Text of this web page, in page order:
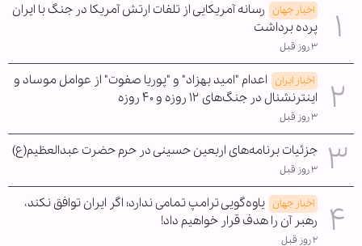
اخبار جهان رسانه آمریکایی از تلفات ارتش آمریکا در جنگ با ایران
پرده برداشت
۳ روز قبل
اخبار ایران اعدام "امید بهزاد" و "پوریا صفوت" از عوامل موساد و
اینترنشنال در جنگ‌های ۱۲ روزه و ۴۰ روزه
۳ روز قبل
جزئیات برنامه‌های اربعین حسینی در حرم حضرت عبدالعظیم(ع)
۳ روز قبل
اخبار جهان یاوه‌گویی ترامپ تمامی ندارد؛ اگر ایران توافق نکند،
رهبر آن را هدف قرار خواهیم داد!
۲ روز قبل